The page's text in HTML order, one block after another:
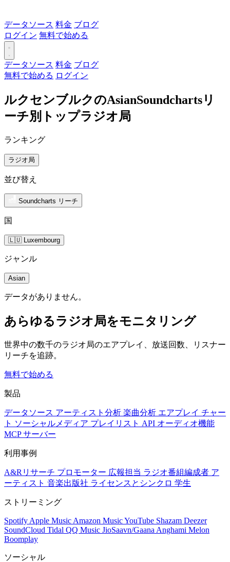
データソース 料金 ブログ
ログイン 無料で始める
データソース 料金 ブログ
無料で始める ログイン
ルクセンブルクのAsianSoundchartsリ
ーチ別トップラジオ局
ランキング
ラジオ局
並び替え
Soundcharts リーチ
国
🇱🇺 Luxembourg
ジャンル
Asian
データがありません。
あらゆるラジオ局をモニタリング
世界中の数千のラジオ局のエアプレイ、放送回数、リスナー
リーチを追跡。
無料で始める
製品
データソース アーティスト分析 楽曲分析 エアプレイ チャー
ト ソーシャルメディア プレイリスト API オーディオ機能
MCP サーバー
利用事例
A&Rリサーチ プロモーター 広報担当 ラジオ番組編成者 ア
ーティスト 音楽出版社 ライセンスとシンクロ 学生
ストリーミング
Spotify Apple Music Amazon MusicYouTube Shazam Deezer
SoundCloud Tidal QQ Music JioSaavn/Gaana Anghami Melon
Boomplay
ソーシャル